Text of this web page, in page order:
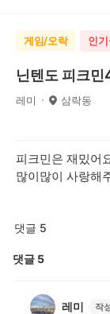
게임/오락 인
닌텐도 피크
레미 삼락동
피크민은 재밌어
많이많이 사랑해
댓글 5
댓글 5
레미 작